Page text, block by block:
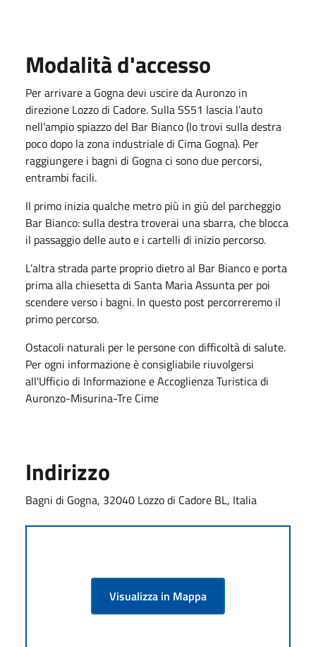
Modalità d'accesso
Per arrivare a Gogna devi uscire da Auronzo in
direzione Lozzo di Cadore. Sulla SS51 lascia l’auto
nell’ampio spiazzo del Bar Bianco (lo trovi sulla destra
poco dopo la zona industriale di Cima Gogna). Per
raggiungere i bagni di Gogna ci sono due percorsi,
entrambi facili.
Il primo inizia qualche metro più in giù del parcheggio
Bar Bianco: sulla destra troverai una sbarra, che blocca
il passaggio delle auto e i cartelli di inizio percorso.
L’altra strada parte proprio dietro al Bar Bianco e porta
prima alla chiesetta di Santa Maria Assunta per poi
scendere verso i bagni. In questo post percorreremo il
primo percorso.
Ostacoli naturali per le persone con difficoltà di salute.
Per ogni informazione è consigliabile riuvolgersi
all'Ufficio di Informazione e Accoglienza Turistica di
Auronzo-Misurina-Tre Cime
Indirizzo
Bagni di Gogna, 32040 Lozzo di Cadore BL, Italia
Visualizza in Mappa